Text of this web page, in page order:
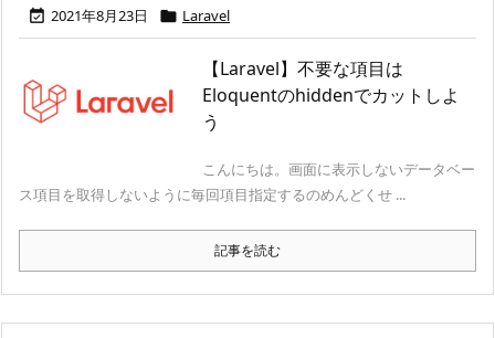
 2021年8月23日  Laravel
【Laravel】不要な項目は
Eloquentのhiddenでカットしよ
う
こんにちは。画面に表示しないデータベー
ス項目を取得しないように毎回項目指定するのめんどくせ ...
記事を読む